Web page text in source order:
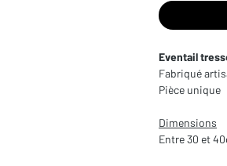
Eventail
Fabriqué
Pièce unique
Dimensions
Entre 30 et